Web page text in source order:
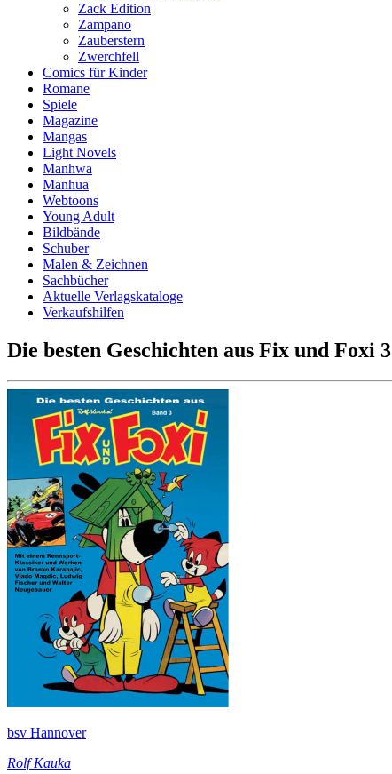
Zack Edition
Zampano
Zauberstern
Zwerchfell
Comics für Kinder
Romane
Spiele
Magazine
Mangas
Light Novels
Manhwa
Manhua
Webtoons
Young Adult
Bildbände
Schuber
Malen & Zeichnen
Sachbücher
Aktuelle Verlagskataloge
Verkaufshilfen
Die besten Geschichten aus Fix und Foxi 3
bsv Hannover
Rolf Kauka